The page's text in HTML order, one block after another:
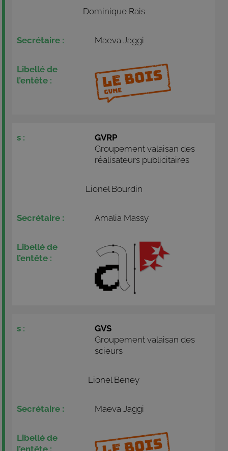
Dominique Rais
Maeva Jaggi
GVRP
Groupement valaisan des
réalisateurs publicitaires
Lionel Bourdin
Amalia Massy
GVS
Groupement valaisan des
scieurs
Lionel Beney
Maeva Jaggi